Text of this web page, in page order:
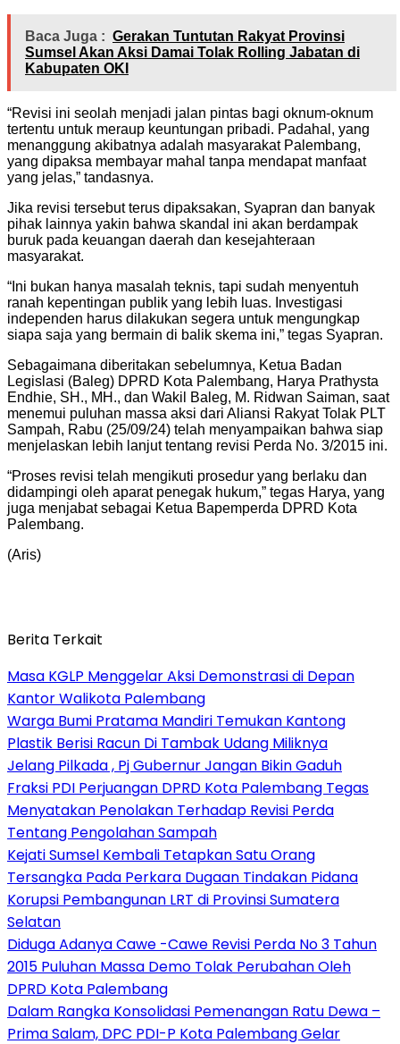
Baca Juga : Gerakan Tuntutan Rakyat Provinsi
Sumsel Akan Aksi Damai Tolak Rolling Jabatan di
Kabupaten OKI
“Revisi ini seolah menjadi jalan pintas bagi oknum-oknum
tertentu untuk meraup keuntungan pribadi. Padahal, yang
menanggung akibatnya adalah masyarakat Palembang,
yang dipaksa membayar mahal tanpa mendapat manfaat
yang jelas,” tandasnya.
Jika revisi tersebut terus dipaksakan, Syapran dan banyak
pihak lainnya yakin bahwa skandal ini akan berdampak
buruk pada keuangan daerah dan kesejahteraan
masyarakat.
“Ini bukan hanya masalah teknis, tapi sudah menyentuh
ranah kepentingan publik yang lebih luas. Investigasi
independen harus dilakukan segera untuk mengungkap
siapa saja yang bermain di balik skema ini,” tegas Syapran.
Sebagaimana diberitakan sebelumnya, Ketua Badan
Legislasi (Baleg) DPRD Kota Palembang, Harya Prathysta
Endhie, SH., MH., dan Wakil Baleg, M. Ridwan Saiman, saat
menemui puluhan massa aksi dari Aliansi Rakyat Tolak PLT
Sampah, Rabu (25/09/24) telah menyampaikan bahwa siap
menjelaskan lebih lanjut tentang revisi Perda No. 3/2015 ini.
“Proses revisi telah mengikuti prosedur yang berlaku dan
didampingi oleh aparat penegak hukum,” tegas Harya, yang
juga menjabat sebagai Ketua Bapemperda DPRD Kota
Palembang.
(Aris)
Berita Terkait
Masa KGLP Menggelar Aksi Demonstrasi di Depan
Kantor Walikota Palembang
Warga Bumi Pratama Mandiri Temukan Kantong
Plastik Berisi Racun Di Tambak Udang Miliknya
Jelang Pilkada , Pj Gubernur Jangan Bikin Gaduh
Fraksi PDI Perjuangan DPRD Kota Palembang Tegas
Menyatakan Penolakan Terhadap Revisi Perda
Tentang Pengolahan Sampah
Kejati Sumsel Kembali Tetapkan Satu Orang
Tersangka Pada Perkara Dugaan Tindakan Pidana
Korupsi Pembangunan LRT di Provinsi Sumatera
Selatan
Diduga Adanya Cawe -Cawe Revisi Perda No 3 Tahun
2015 Puluhan Massa Demo Tolak Perubahan Oleh
DPRD Kota Palembang
Dalam Rangka Konsolidasi Pemenangan Ratu Dewa –
Prima Salam, DPC PDI-P Kota Palembang Gelar